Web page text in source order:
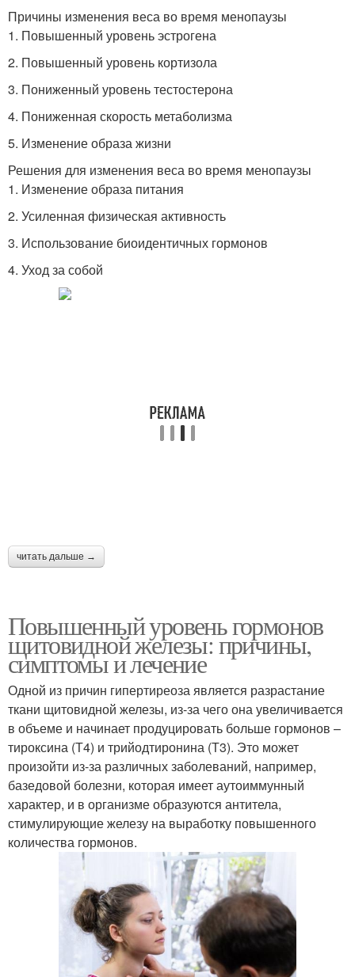
Причины изменения веса во время менопаузы
1. Повышенный уровень эстрогена
2. Повышенный уровень кортизола
3. Пониженный уровень тестостерона
4. Пониженная скорость метаболизма
5. Изменение образа жизни
Решения для изменения веса во время менопаузы
1. Изменение образа питания
2. Усиленная физическая активность
3. Использование биоидентичных гормонов
4. Уход за собой
читать дальше →
Повышенный уровень гормонов
щитовидной железы: причины,
симптомы и лечение
Одной из причин гипертиреоза является разрастание
ткани щитовидной железы, из-за чего она увеличивается
в объеме и начинает продуцировать больше гормонов –
тироксина (Т4) и трийодтиронина (Т3). Это может
произойти из-за различных заболеваний, например,
базедовой болезни, которая имеет аутоиммунный
характер, и в организме образуются антитела,
стимулирующие железу на выработку повышенного
количества гормонов.